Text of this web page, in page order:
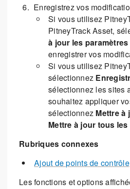
Enregistrez vos
Si vous utilisez
PitneyTrack Asset,
à jour les paramètres
enregistrer vos
Si vous utilisez
sélectionnez
sélectionnez les sites
souhaitez appliquer
sélectionnez Mettre à
Mettre à jour tous
Rubriques connexes
Ajout de points de contrôle
Les fonctions et options